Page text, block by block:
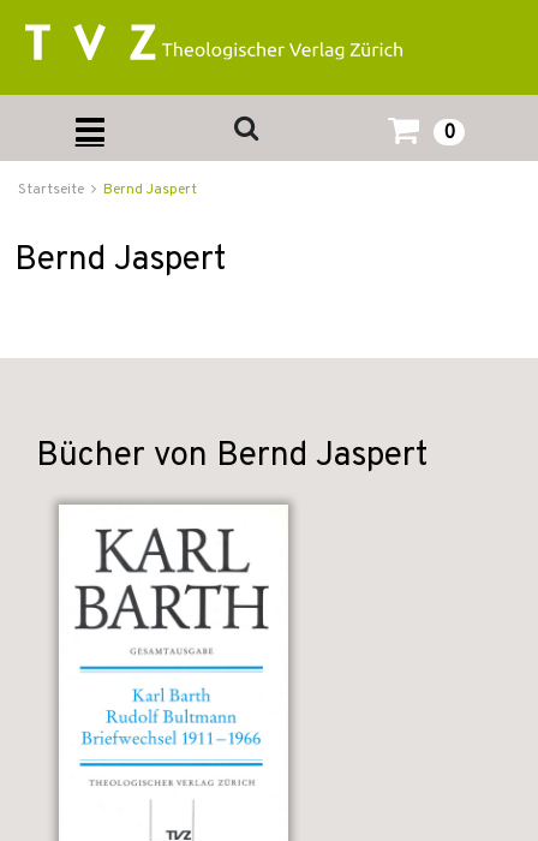
0
Startseite Bernd Jaspert
Bernd Jaspert
Bücher von Bernd Jaspert